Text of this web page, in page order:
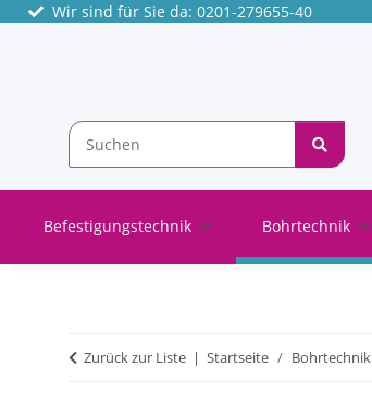
Wir sind für Sie da: 0201-279655-40
Befestigungstechnik Bohrtechnik
Zurück zur Liste Startseite Bohrtechnik